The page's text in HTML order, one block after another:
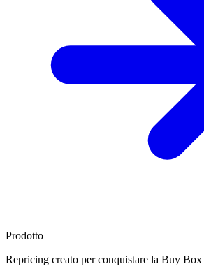
Prodotto
Repricing creato perconquistare la Buy Box